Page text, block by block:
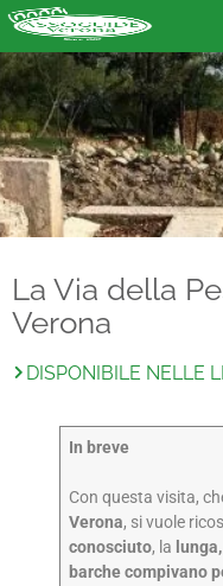
La Via della
Verona
DISPONIBILE NELLE
In breve
Con questa visita,
Verona, si vuole
conosciuto, la
barche compivano